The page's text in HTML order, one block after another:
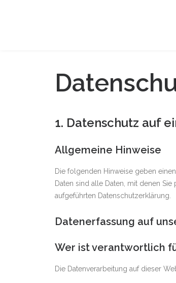
1. Datenschutz auf
Allgemeine Hinweise
Die folgenden Hinweise geben
Daten sind alle Daten, mit denen
aufgeführten Datenschutzerklärung.
Datenerfassung auf
Wer ist verantwortlich
Die Datenverarbeitung auf dieser